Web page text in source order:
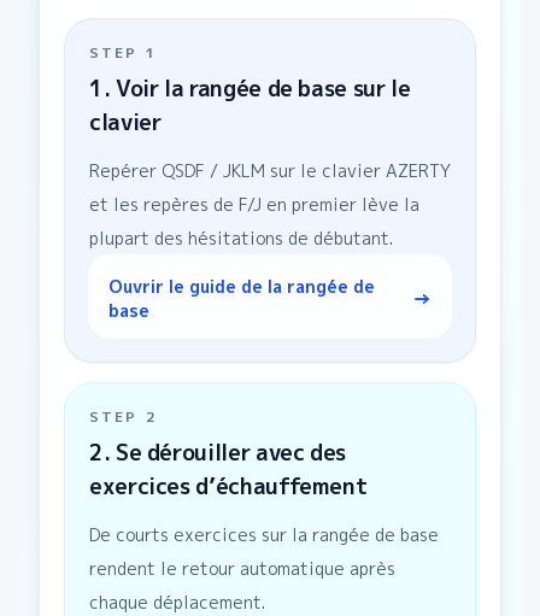
STEP 1
1. Voir la rangée de base sur le
clavier
Repérer QSDF / JKLM sur le clavier AZERTY
et les repères de F/J en premier lève la
plupart des hésitations de débutant.
Ouvrir le guide de la rangée de
base
→
STEP 2
2. Se dérouiller avec des
exercices d’échauffement
De courts exercices sur la rangée de base
rendent le retour automatique après
chaque déplacement.